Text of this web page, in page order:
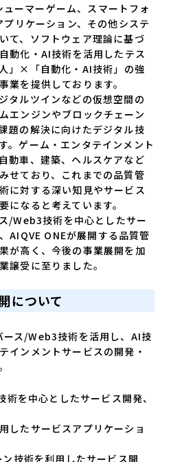
ーマーゲーム、スマートフォ
リケーション、その他システ
て、ソフトウェア理論に基づ
動化・AI技術を活用したテス
」×「自動化・AI技術」の強
業を提供しております。
タルツインなどの仮想空間の
エンジンやブロックチェーン
題の解決に向けたデジタル技
。ゲーム・エンタテインメント
動車、建築、ヘルスケアなど
せており、これまでの品質管
に対する深い知見やサービス
になると考えています。
/Web3技術を中心としたサー
AIQVE ONEが展開する品質管
が高く、今後の事業展開を加
譲受に至りました。
について
ース/Web3技術を活用し、AI技
インメントサービスの開発・
を中心としたサービス開発、
したサービスアプリケーショ
技術を利用したサービス開